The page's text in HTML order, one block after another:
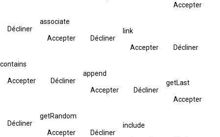
Accepter
Décliner
associate
Accepter Décliner
link
Accepter Décliner
contains
Accepter Décliner
append
Accepter Décliner
getLast
Accepter
Décliner
getRandom
Accepter Décliner
include